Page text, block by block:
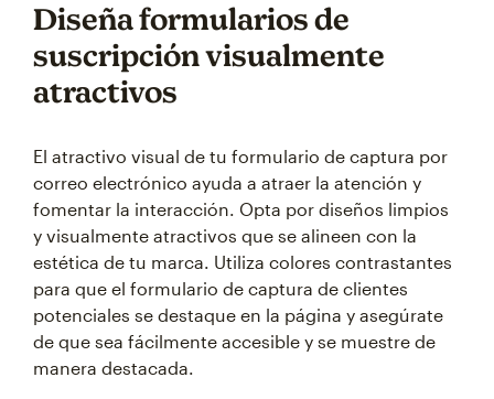
Diseña formularios de
suscripción visualmente
atractivos
El atractivo visual de tu formulario de captura por
correo electrónico ayuda a atraer la atención y
fomentar la interacción. Opta por diseños limpios
y visualmente atractivos que se alineen con la
estética de tu marca. Utiliza colores contrastantes
para que el formulario de captura de clientes
potenciales se destaque en la página y asegúrate
de que sea fácilmente accesible y se muestre de
manera destacada.